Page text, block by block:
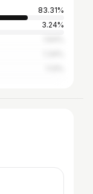
83.31%
3.24%